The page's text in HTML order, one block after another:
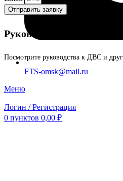
FTS-omsk@mail.ru
Меню
Логин / Регистрация
0 пунктов 0,00 ₽
Отправить заявку
Руководства и
Посмотрите руководства к ДВС и